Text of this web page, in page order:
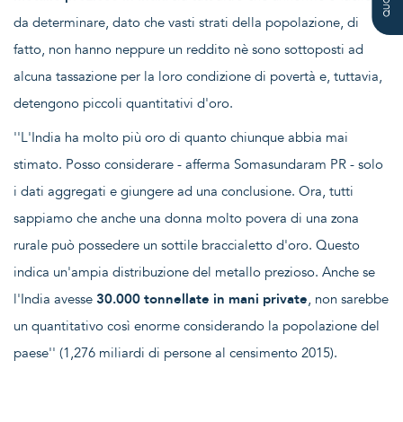
da determinare, dato che vasti strati della popolazione, di
fatto, non hanno neppure un reddito nè sono sottoposti ad
alcuna tassazione per la loro condizione di povertà e, tuttavia,
detengono piccoli quantitativi d'oro.
''L'India ha molto più oro di quanto chiunque abbia mai
stimato. Posso considerare - afferma Somasundaram PR - solo
i dati aggregati e giungere ad una conclusione. Ora, tutti
sappiamo che anche una donna molto povera di una zona
rurale può possedere un sottile braccialetto d'oro. Questo
indica un'ampia distribuzione del metallo prezioso. Anche se
l'India avesse 30.000 tonnellate in mani private, non sarebbe
un quantitativo così enorme considerando la popolazione del
paese'' (1,276 miliardi di persone al censimento 2015).